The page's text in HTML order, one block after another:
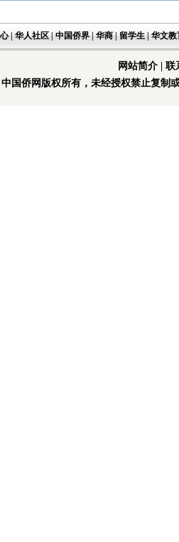
| 华人社区| 中国侨界| 华商| 留学生| 华文教
网站简介| 联
中国侨网版权所有，未经授权禁止复制